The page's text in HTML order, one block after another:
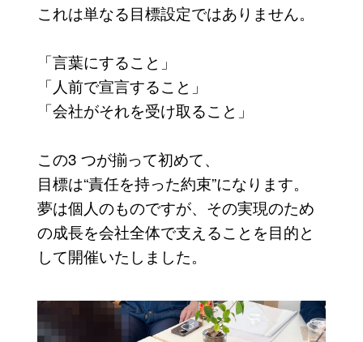
これは単なる目標設定ではありません。
「言葉にすること」
「人前で宣言すること」
「会社がそれを受け取ること」
この3 つが揃って初めて、
目標は“責任を持った約束”になります。
夢は個人のものですが、その実現のため
の成長を会社全体で支えることを目的と
して開催いたしました。